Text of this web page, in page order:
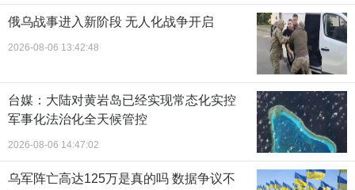
俄乌战事进入新阶段 无人化战争开启
2026-08-06 13:42:48
台媒：大陆对黄岩岛已经实现常态化实控
军事化法治化全天候管控
2026-08-06 14:47:02
乌军阵亡高达125万是真的吗 数据争议不